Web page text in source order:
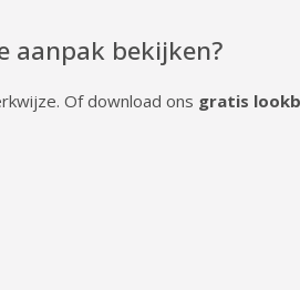
aanpak bekijken?
Of download ons gratis